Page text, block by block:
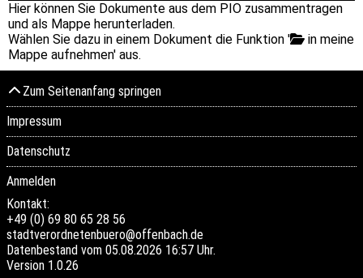
Hier können Sie Dokumente aus dem PIO zusammentragen
und als Mappe herunterladen.
Wählen Sie dazu in einem Dokument die Funktion '
in meine
Mappe aufnehmen' aus.
Zum Seitenanfang springen
Impressum
Datenschutz
Anmelden
Kontakt:
+49 (0) 69 80 65 28 56
stadtverordnetenbuero@offenbach.de
Datenbestand vom 05.08.2026 16:57 Uhr.
Version 1.0.26